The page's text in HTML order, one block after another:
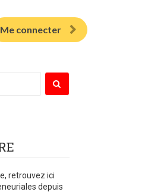
Me connecter
retrouvez ici
depuis